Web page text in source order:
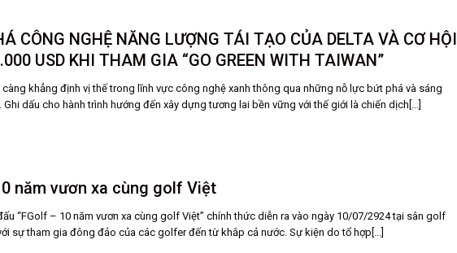
CÔNG NGHỆ NĂNG LƯỢNG TÁI TẠO CỦA DELTA VÀ CƠ HỘI
USD KHI THAM GIA “GO GREEN WITH TAIWAN”
khẳng định vị thế trong lĩnh vực công nghệ xanh thông qua những nỗ lực bứt phá và sáng
Ghi dấu cho hành trình hướng đến xây dựng tương lai bền vững với thế giới là chiến dịch[...]
năm vươn xa cùng golf Việt
“FGolf – 10 năm vươn xa cùng golf Việt” chính thức diễn ra vào ngày 10/07/2924 tại sân golf
sự tham gia đông đảo của các golfer đến từ khắp cả nước. Sự kiện do tổ hợp[...]